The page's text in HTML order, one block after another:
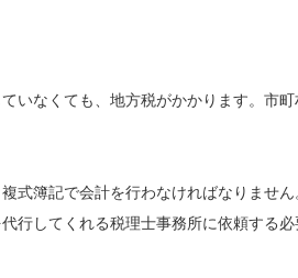
いなくても、地方税がかかります。市
式簿記で会計を行わなければなりませ
行してくれる税理士事務所に依頼する必